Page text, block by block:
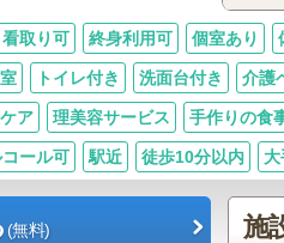
看取り可 終身利用可 個室あり
トイレ付き 洗面台付き 介護
ア 理美容サービス 手作りの食
ール可 駅近 徒歩10分以内
(無料) 施